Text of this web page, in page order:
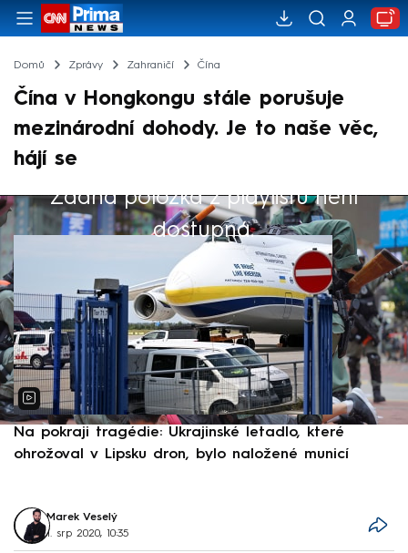
Domů Zprávy Zahraničí Čína
Čína v Hongkongu stále porušuje
mezinárodní dohody. Je to naše věc,
hájí se
Žádná položka z playlistu není
dostupná.
Výběr redakce
Na pokraji tragédie: Ukrajinské letadlo, které
ohrožoval v Lipsku dron, bylo naložené municí
Marek Veselý
1. srp 2020, 10:35